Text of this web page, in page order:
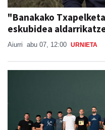
"Banakako
eskubidea
Aiurri abu 07, 12:00 URNIETA